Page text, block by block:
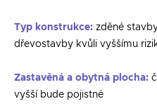
Typ konstrukce: zděné
dřevostavby kvůli vyššímu
Zastavěná a obytná plocha:
vyšší bude pojistné